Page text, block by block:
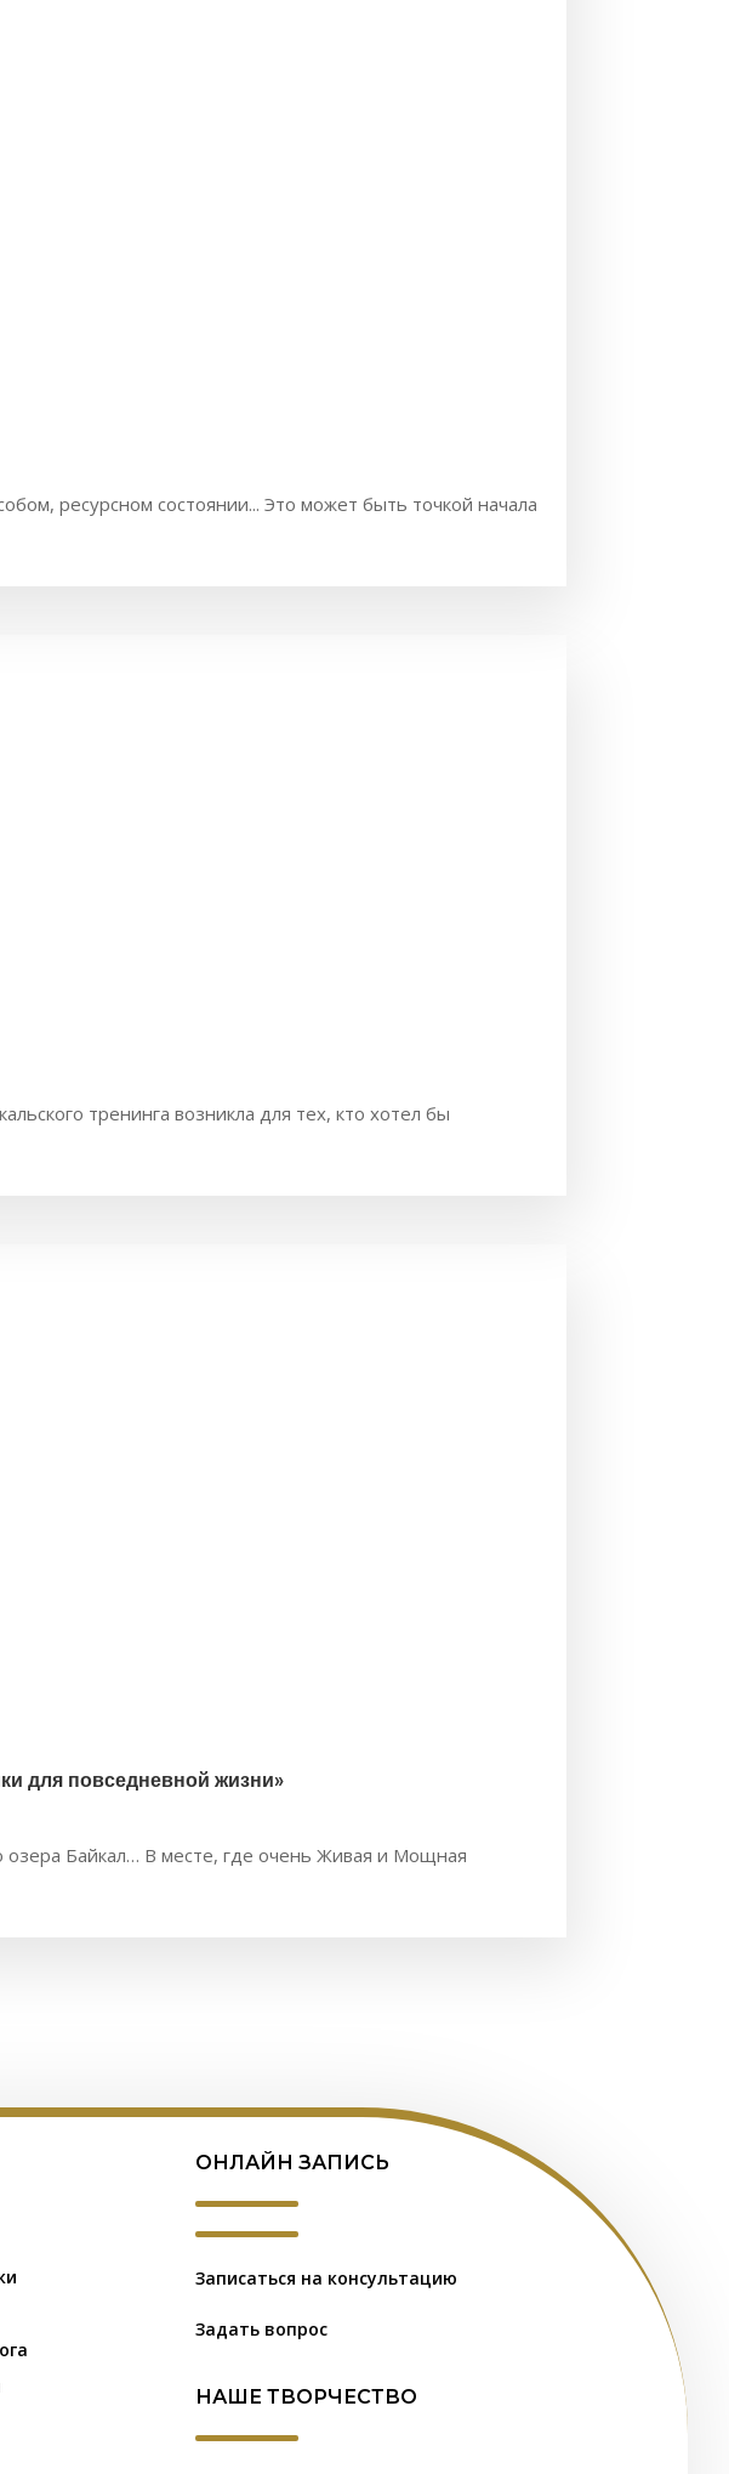
ресурсном состоянии... Это может быть точкой начала
тренинга возникла для тех, кто хотел бы
для повседневной жизни»
Байкал… В месте, где очень Живая и Мощная
ОНЛАЙН ЗАПИСЬ
Записаться на консультацию
Задать вопрос
НАШЕ ТВОРЧЕСТВО